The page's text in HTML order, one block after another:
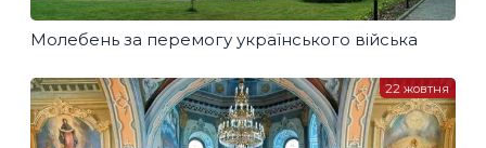
Молебень за перемогу українського війська
22 жовтня